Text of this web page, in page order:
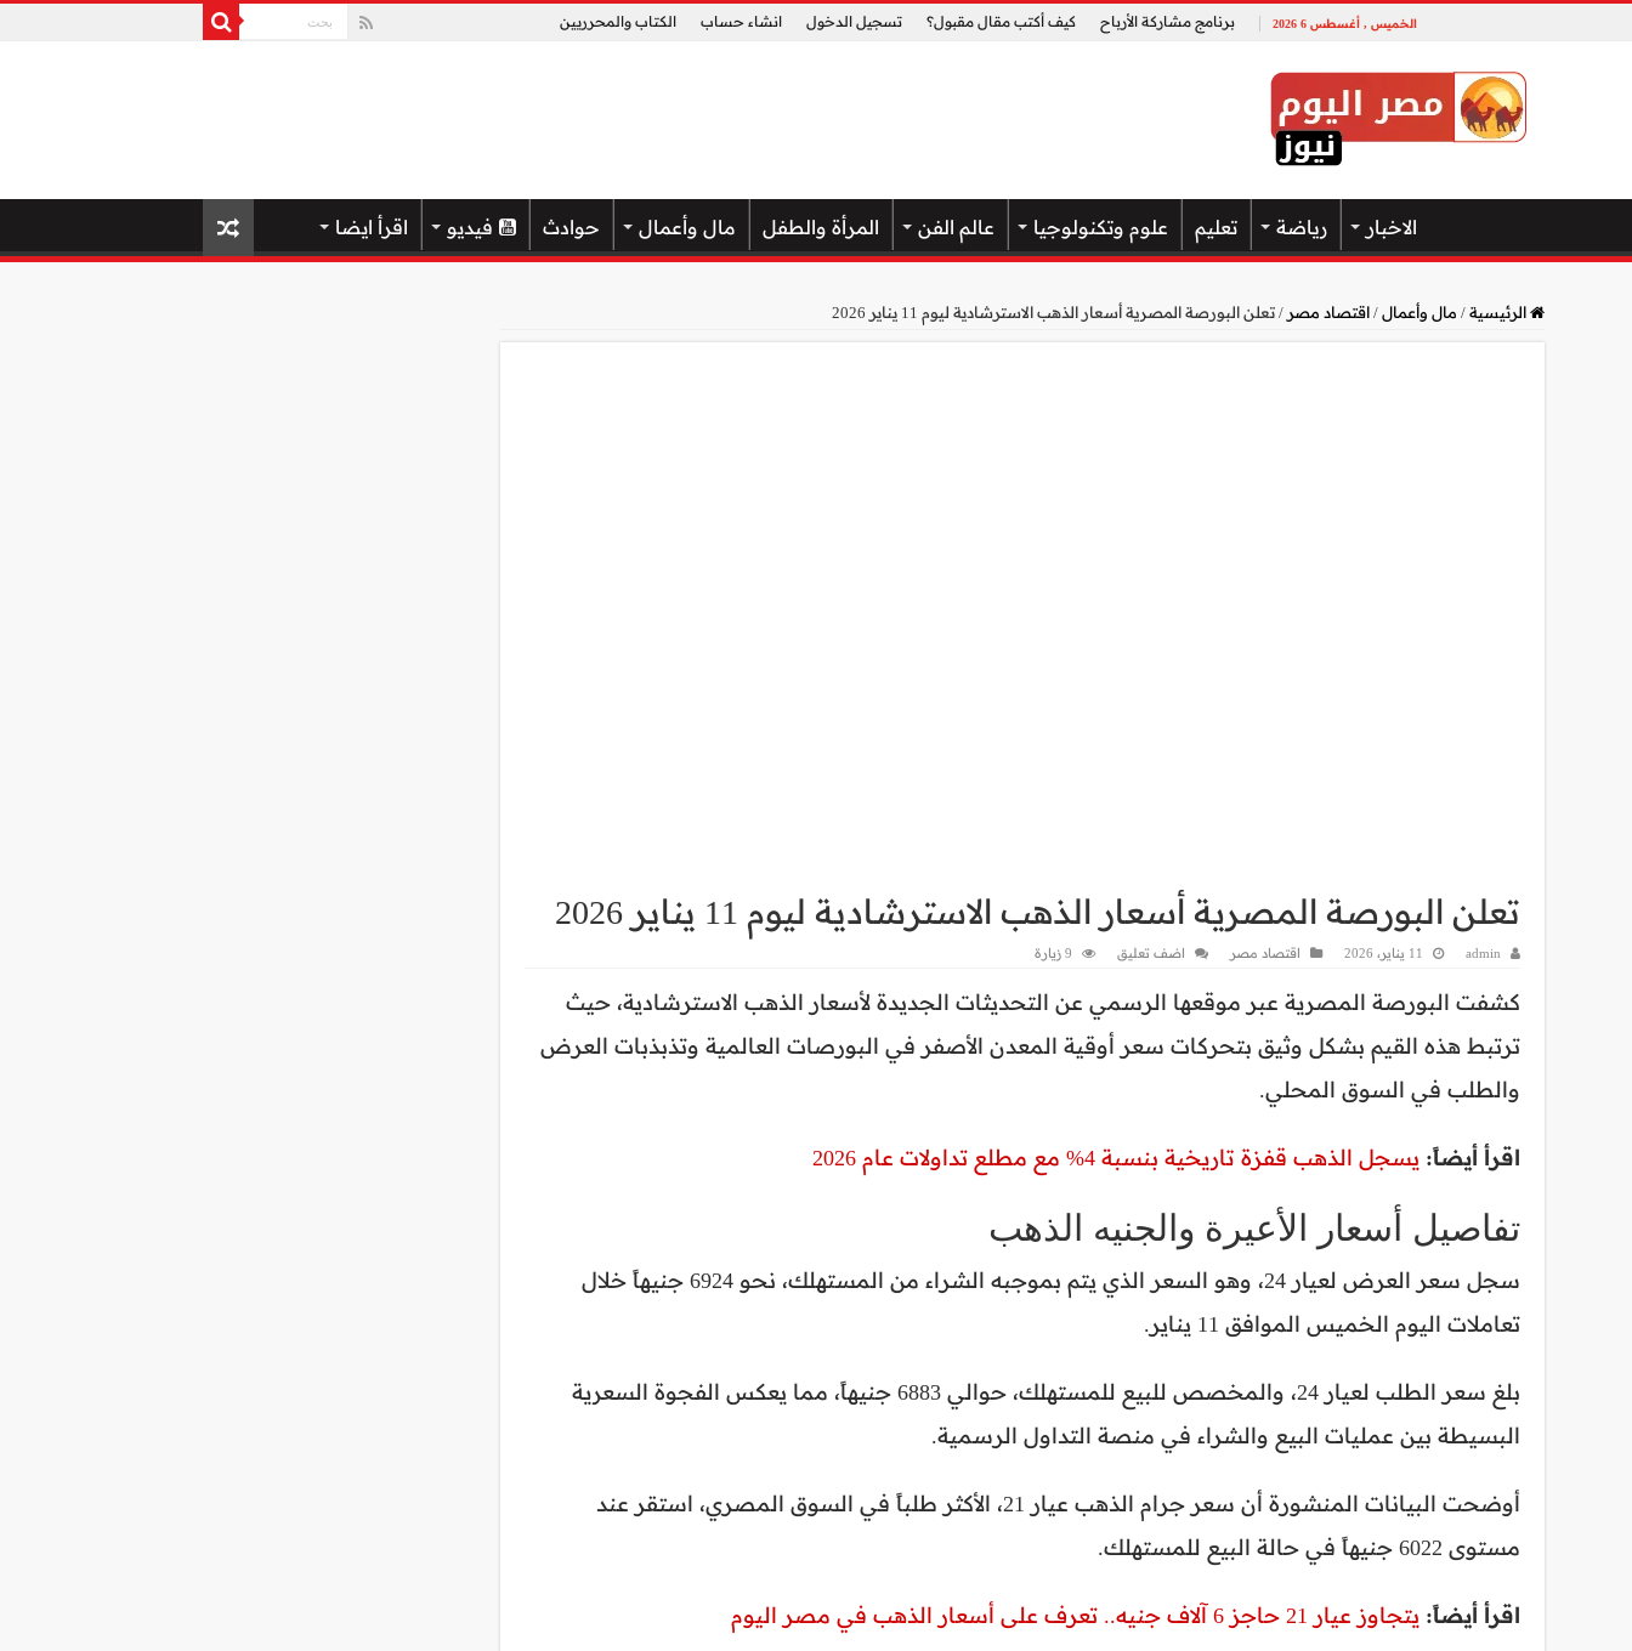
الخميس , أغسطس 6 2026 برنامج مشاركة الأرباح كيف أكتب مقال مقبول؟ تسجيل الدخول انشاء حساب الكتاب والمحرريين
الاخبار رياضة تعليم علوم وتكنولوجيا عالم الفن المرأة والطفل مال وأعمال حوادث فيديو اقرأ ايضا
الرئيسية/ مال وأعمال/اقتصاد مصر /تعلن البورصة المصرية أسعار الذهب الاسترشادية ليوم 11 يناير 2026
تعلن البورصة المصرية أسعار الذهب الاسترشادية ليوم 11 يناير 2026
admin 11 يناير، 2026 اقتصاد مصر اضف تعليق 9 زيارة
كشفت البورصة المصرية عبر موقعها الرسمي عن التحديثات الجديدة لأسعار الذهب الاسترشادية، حيث
ترتبط هذه القيم بشكل وثيق بتحركات سعر أوقية المعدن الأصفر في البورصات العالمية وتذبذبات العرض
والطلب في السوق المحلي.
اقرأ أيضاً: يسجل الذهب قفزة تاريخية بنسبة 4% مع مطلع تداولات عام 2026
تفاصيل أسعار الأعيرة والجنيه الذهب
سجل سعر العرض لعيار 24، وهو السعر الذي يتم بموجبه الشراء من المستهلك، نحو 6924 جنيهاً خلال
تعاملات اليوم الخميس الموافق 11 يناير.
بلغ سعر الطلب لعيار 24، والمخصص للبيع للمستهلك، حوالي 6883 جنيهاً، مما يعكس الفجوة السعرية
البسيطة بين عمليات البيع والشراء في منصة التداول الرسمية.
أوضحت البيانات المنشورة أن سعر جرام الذهب عيار 21، الأكثر طلباً في السوق المصري، استقر عند
مستوى 6022 جنيهاً في حالة البيع للمستهلك.
اقرأ أيضاً: يتجاوز عيار 21 حاجز 6 آلاف جنيه.. تعرف على أسعار الذهب في مصر اليوم